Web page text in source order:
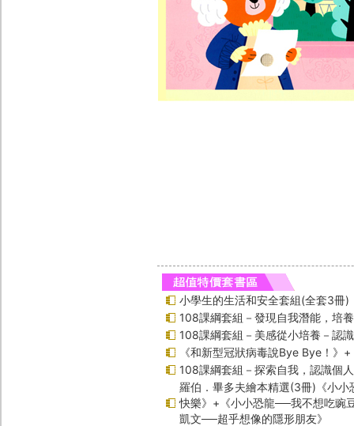
小學生的生活和安全套組(全套3冊)
108課綱套組－發現自我潛能，培
108課綱套組－美感從小培養－認
《和新型冠狀病毒說Bye Bye！》
108課綱套組－探索自我，認識個
羅伯．畢多夫繪本精選(3冊)《小
快樂》+《小小恐龍──我不想吃豌
凱文──超乎想像的隱形朋友》